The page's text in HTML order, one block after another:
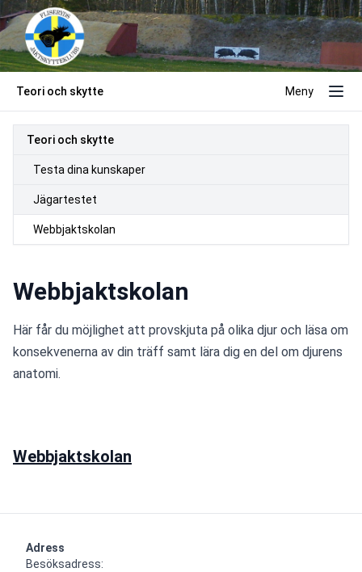
Teori och skytte Meny
Teori och skytte
Testa dina kunskaper
Jägartestet
Webbjaktskolan
Webbjaktskolan
Här får du möjlighet att provskjuta på olika djur och läsa om
konsekvenerna av din träff samt lära dig en del om djurens
anatomi.
Webbjaktskolan
Adress
Besöksadress: